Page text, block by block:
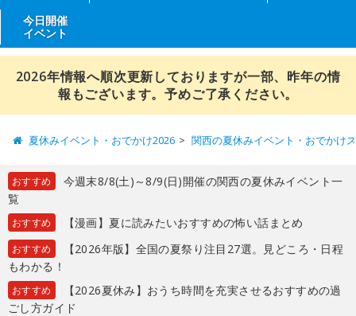
今日開催
イベント
2026年情報へ順次更新しておりますが一部、昨年の情
報もございます。予めご了承ください。
夏休みイベント・おでかけ2026 関西の夏休みイベント・おでかけ
おすすめ
今週末8/8(土)～8/9(日)開催の関西の夏休みイベント一
覧
おすすめ 【漫画】夏に読みたいおすすめの怖い話まとめ
おすすめ
【2026年版】全国の夏祭り注目27選。見どころ・日程
もわかる！
おすすめ
【2026夏休み】おうち時間を充実させるおすすめの過
ごし方ガイド